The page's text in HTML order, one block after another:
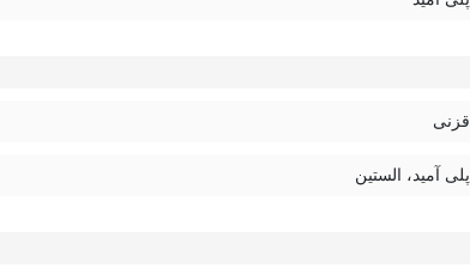
قزنی
پلی آمید، الستین